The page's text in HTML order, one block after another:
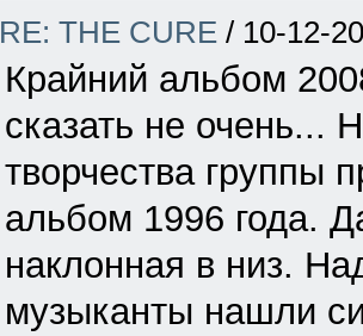
RE: THE CURE / 10-12-
Крайний альбом
сказать не очень...
творчества группы
альбом 1996 года.
наклонная в низ.
музыканты нашли